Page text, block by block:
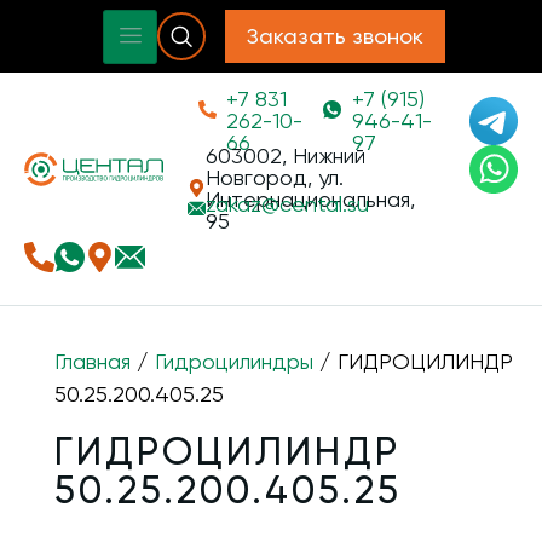
Заказать звонок
+7 831
262-10-
66
+7 (915)
946-41-
97
603002, Нижний
Новгород, ул.
Интернациональная,
95
zakaz@cental.su
Главная / Гидроцилиндры / ГИДРОЦИЛИНДР
50.25.200.405.25
ГИДРОЦИЛИНДР
50.25.200.405.25